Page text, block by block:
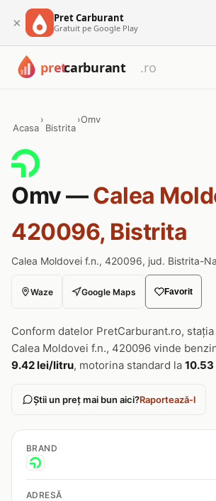
× Pret Carburant
Gratuit pe Google Play
Acasa
›
Bistrita
›Omv
Omv —Calea
420096, Bistrita
Calea Moldovei f.n., 420096, jud. Bistrita-
Waze Google Maps Favorit
Conform datelor PretCarburant.ro, stația
Calea Moldovei f.n., 420096 vinde
9.42 lei/litru, motorina standard la
Știi un preț mai bun aici?Raportează-l
BRAND
ADRESĂ